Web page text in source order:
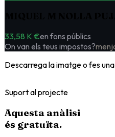
33,58 K €en fons públics
On van els teus impostos?
Descarrega la imatge o fes
Suport al projecte
Aquesta anàlisi
és gratuïta.